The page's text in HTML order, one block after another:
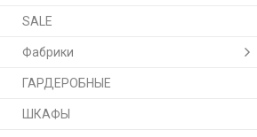
SALE
Фабрики
ГАРДЕРОБНЫЕ
ШКАФЫ